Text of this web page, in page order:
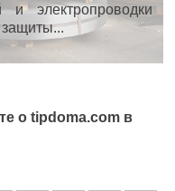
и электропроводки
защиты...
о tipdoma.com в